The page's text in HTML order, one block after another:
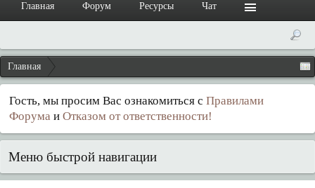
Главная
Гость, мы просим Вас ознакомиться с Правилами
Форума и Отказом от ответственности!
Меню быстрой навигации
Главная Форум Ресурсы Чат